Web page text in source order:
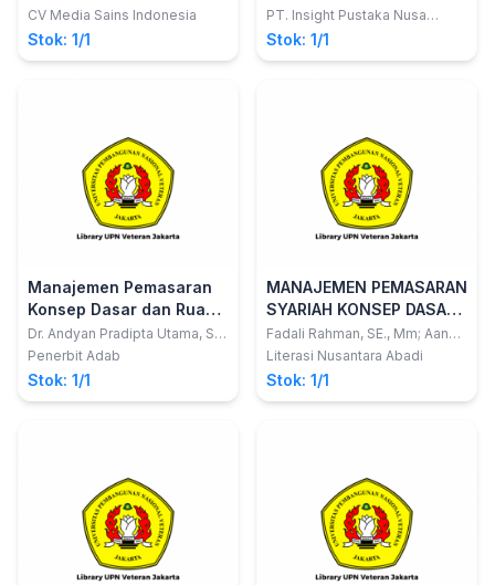
CV Media Sains Indonesia
Stok: 1/1
PT. Insight Pustaka Nusa
Utama
Stok: 1/1
Manajemen Pemasaran
Konsep Dasar dan Ruang
Lingkup
Dr. Andyan Pradipta Utama, SE.,
MM.
Penerbit Adab
Stok: 1/1
MANAJEMEN PEMASARAN
SYARIAH KONSEP DASAR,
E-MARKETING, DAN
STRATEGI
Fadali Rahman, SE., Mm; Aang
Kunaifi, SE., M.EI
Literasi Nusantara Abadi
Stok: 1/1